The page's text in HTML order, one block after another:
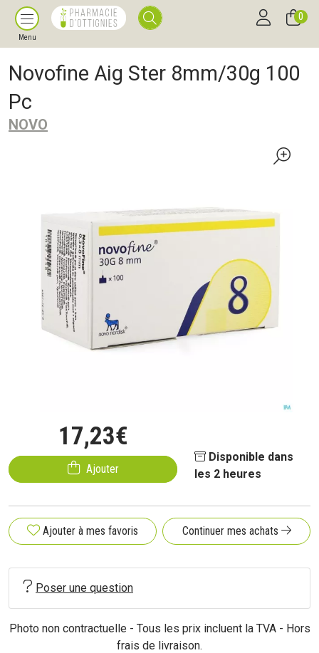
Menu
0
Novofine Aig Ster 8mm/30g 100
Pc
NOVO
17,23€
Ajouter
Disponible dans
les 2 heures
Ajouter à mes favoris Continuer mes achats
Poser une question
Photo non contractuelle - Tous les prix incluent la TVA - Hors
frais de livraison.